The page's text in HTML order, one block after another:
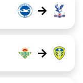
→
→